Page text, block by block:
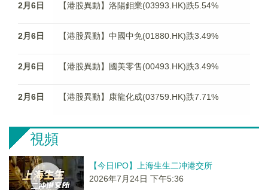
2月6日 【港股異動】洛陽鉬業(03993.HK)跌5.54%
2月6日 【港股異動】中國中免(01880.HK)跌3.49%
2月6日 【港股異動】國美零售(00493.HK)跌3.49%
2月6日 【港股異動】康龍化成(03759.HK)跌7.71%
視頻
【今日IPO】上海生生二冲港交所
2026年7月24日 下午5:36